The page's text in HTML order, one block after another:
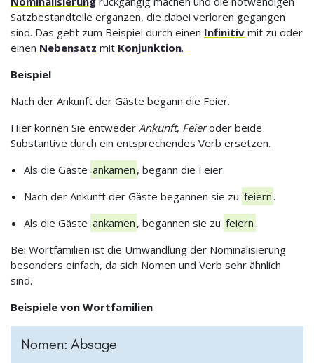
Satzbestandteile ergänzen, die dabei verloren gegangen
sind. Das geht zum Beispiel durch einen Infinitiv mit zu oder
einen Nebensatz mit Konjunktion.
Beispiel
Nach der Ankunft der Gäste begann die Feier.
Hier können Sie entweder Ankunft, Feieroder beide
Substantive durch ein entsprechendes Verb ersetzen.
Als die Gäste ankamen , begann die Feier.
Nach der Ankunft der Gäste begannen sie zu feiern.
Als die Gäste ankamen , begannen sie zu feiern .
Bei Wortfamilien ist die Umwandlung der Nominalisierung
besonders einfach, da sich Nomen und Verb sehr ähnlich
sind.
Beispiele von Wortfamilien
Nomen: Absage